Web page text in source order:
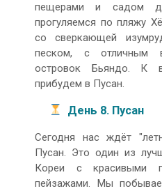
пещерами и садом
прогуляемся по пляжу
со сверкающей
песком, с отличным
островок Бьяндо. К
прибудем в Пусан.
День 8. Пусан
Сегодня нас ждёт
Пусан. Это один из
Кореи с красивыми
пейзажами. Мы